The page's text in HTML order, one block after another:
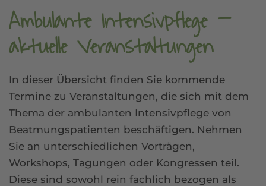
Ambulante Intensivpflege –
aktuelle Veranstaltungen
In dieser Übersicht finden Sie kommende
Termine zu Veranstaltungen, die sich mit dem
Thema der ambulanten Intensivpflege von
Beatmungspatienten beschäftigen. Nehmen
Sie an unterschiedlichen Vorträgen,
Workshops, Tagungen oder Kongressen teil.
Diese sind sowohl rein fachlich bezogen als